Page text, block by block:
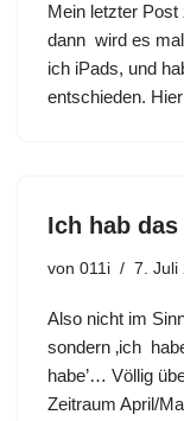
Mein letzter
dann wird es
ich iPads, und
entschieden.
Ich hab
von 011i 7. Juli
Also nicht im
sondern ‚ich
habe’… Völlig
Zeitraum April/